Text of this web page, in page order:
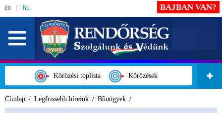
en hu
Körözési toplista Körözések
BAJBAN VAN?
Címlap Legfrissebb híreink Bűnügyek